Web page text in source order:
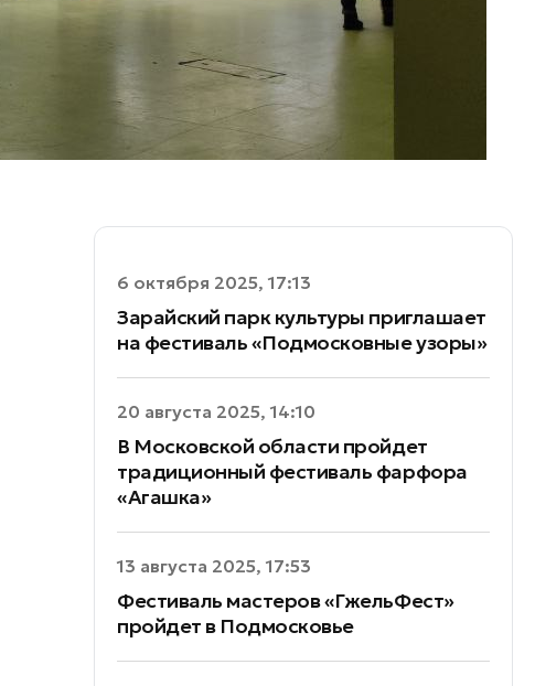
6 октября 2025, 17:13
Зарайский парк культуры приглашает
на фестиваль «Подмосковные узоры»
20 августа 2025, 14:10
В Московской области пройдет
традиционный фестиваль фарфора
«Агашка»
13 августа 2025, 17:53
Фестиваль мастеров «ГжельФест»
пройдет в Подмосковье